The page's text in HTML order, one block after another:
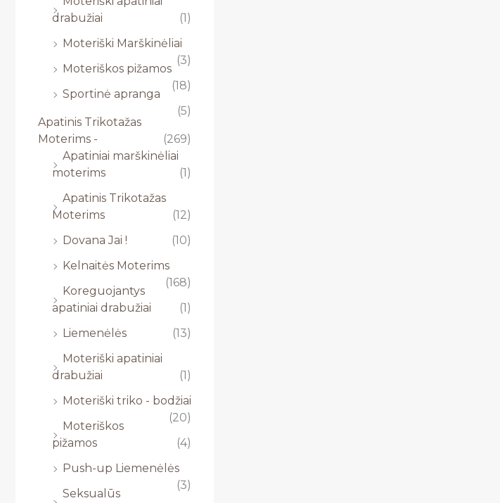
drabužiai
(1)
Moteriški Marškinėliai
(3)
Moteriškos pižamos
(18)
Sportinė apranga
(5)
Apatinis Trikotažas
Moterims -
(269)
Apatiniai marškinėliai
moterims
(1)
Apatinis Trikotažas
Moterims
(12)
Dovana Jai !
(10)
Kelnaitės Moterims
(168)
Koreguojantys
apatiniai drabužiai
(1)
Liemenėlės
(13)
Moteriški apatiniai
drabužiai
(1)
Moteriški triko - bodžiai
(20)
Moteriškos
pižamos
(4)
Push-up Liemenėlės
(3)
Seksualūs